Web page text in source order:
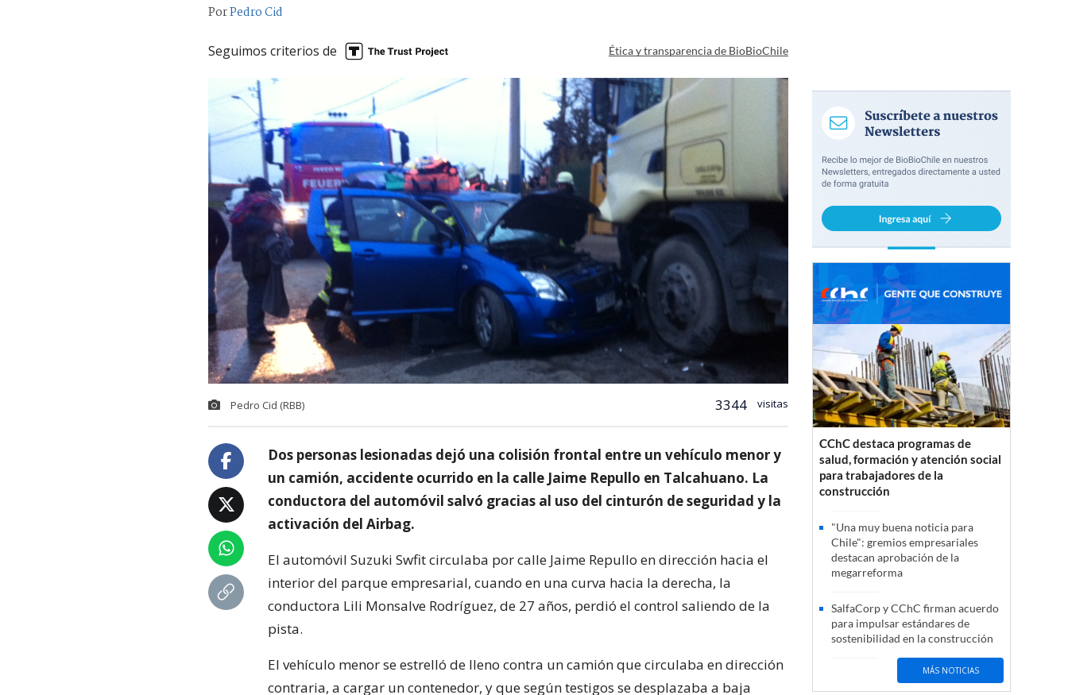
PorPedro Cid
Seguimos criterios de Ética y transparencia de BioBioChile
Pedro Cid (RBB) 3344 visitas
Dos personas lesionadas dejó una colisión frontal entre un vehículo menor y
un camión, accidente ocurrido en la calle Jaime Repullo en Talcahuano. La
conductora del automóvil salvó gracias al uso del cinturón de seguridad y la
activación del Airbag.
El automóvil Suzuki Swfit circulaba por calle Jaime Repullo en dirección hacia el
interior del parque empresarial, cuando en una curva hacia la derecha, la
conductora Lili Monsalve Rodríguez, de 27 años, perdió el control saliendo de la
pista.
El vehículo menor se estrelló de lleno contra un camión que circulaba en dirección
contraria, a cargar un contenedor, y que según testigos se desplazaba a baja
CChC destaca programas de
salud, formación y atención social
para trabajadores de la
construcción
"Una muy buena noticia para
Chile": gremios empresariales
destacan aprobación de la
megarreforma
SalfaCorp y CChC firman acuerdo
para impulsar estándares de
sostenibilidad en la construcción
MÁS NOTICIAS